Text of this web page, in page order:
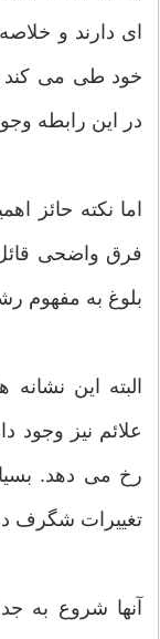
ای دارند و
خود طی می کند
در این رابطه
اما نکته حائز
فرق واضحی
بلوغ به مفهوم
البته این
علائم نیز وجود
رخ می دهد.
تغییرات شگرف
آنها شروع به